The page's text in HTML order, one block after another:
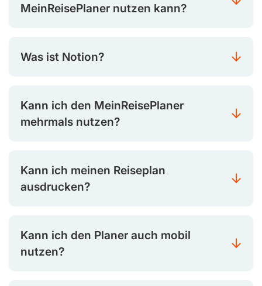
MeinReisePlaner nutzen kann?
Was ist Notion?
Kann ich den MeinReisePlaner
mehrmals nutzen?
Kann ich meinen Reiseplan
ausdrucken?
Kann ich den Planer auch mobil
nutzen?